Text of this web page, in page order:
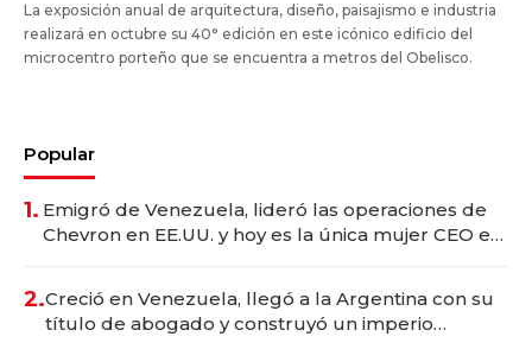
La exposición anual de arquitectura, diseño, paisajismo e industria
realizará en octubre su 40° edición en este icónico edificio del
microcentro porteño que se encuentra a metros del Obelisco.
Popular
1. Emigró de Venezuela, lideró las operaciones de
Chevron en EE.UU. y hoy es la única mujer CEO en
2.Creció en Venezuela, llegó a la Argentina con su
título de abogado y construyó un imperio